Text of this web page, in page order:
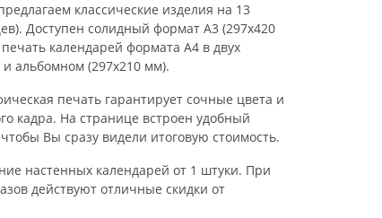
классические изделия на 13
Доступен солидный формат А3 (297х420
календарей формата А4 в двух
альбомном (297х210 мм).
печать гарантирует сочные цвета и
кадра. На странице встроен удобный
Вы сразу видели итоговую стоимость.
настенных календарей от 1 штуки. При
действуют отличные скидки от